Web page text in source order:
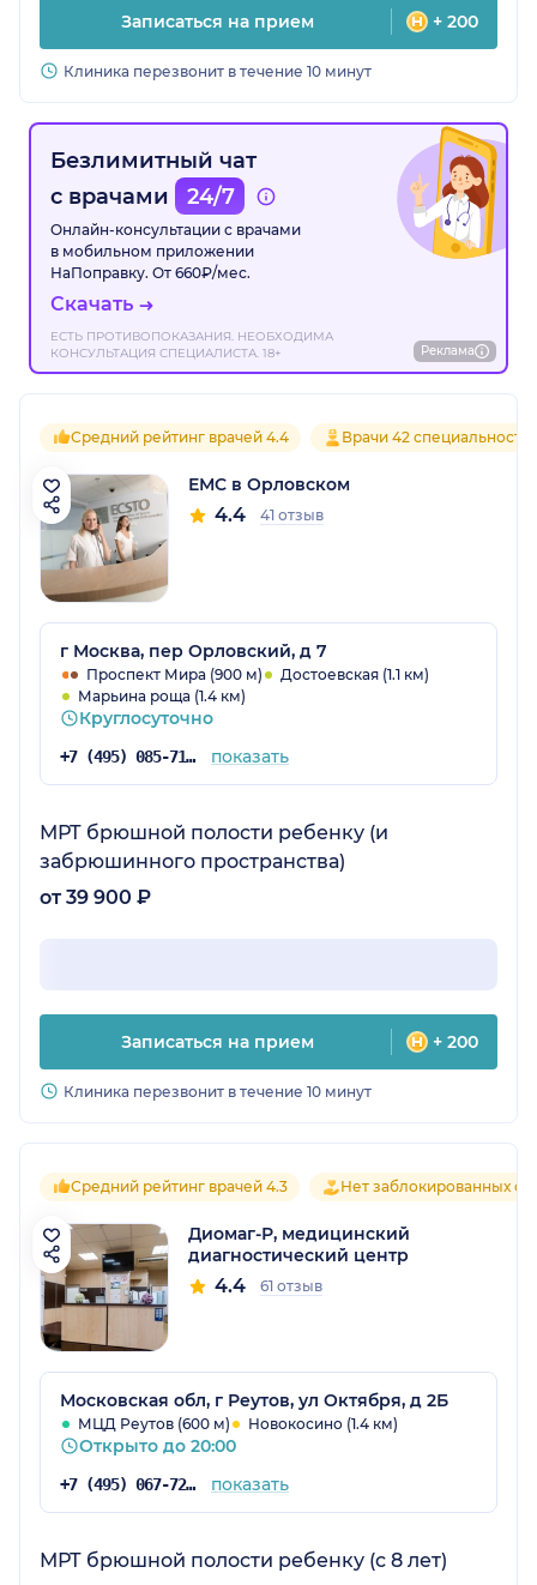
Записаться на прием + 200
Клиника перезвонит в течение 10 минут
Безлимитный чат
с врачами
24/7
Онлайн-консультации с врачами
в мобильном приложении
НаПоправку. От 660₽/мес.
Скачать
ЕСТЬ ПРОТИВОПОКАЗАНИЯ. НЕОБХОДИМА
КОНСУЛЬТАЦИЯ СПЕЦИАЛИСТА. 18+
Реклама
Средний рейтинг врачей 4.4 Врачи 42
ЕМC в Орловском
4.4 41 отзыв
г Москва, пер Орловский, д 7
Проспект Мира (900 м)
Достоевская (1.1 км)
Марьина роща (1.4 км)
Круглосуточно
+7 (495) 085-71-24 показать
МРТ брюшной полости ребенку (и
забрюшинного пространства)
от 39 900 ₽
Записаться на прием + 200
Клиника перезвонит в течение 10 минут
Средний рейтинг врачей 4.3 Нет заблокированных
Диомаг-Р, медицинский
диагностический центр
4.4 61 отзыв
Московская обл, г Реутов, ул Октября, д 2Б
МЦД Реутов (600 м) Новокосино (1.4 км)
Открыто до 20:00
+7 (495) 067-72-25 показать
МРТ брюшной полости ребенку (с 8 лет)